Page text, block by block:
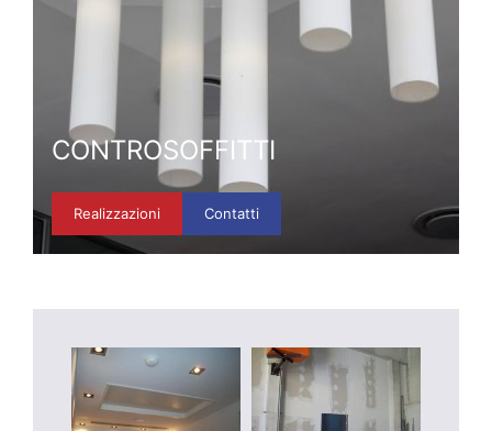
CONTROSOFFITTI
Realizzazioni Contatti